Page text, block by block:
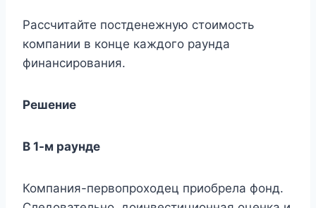
Рассчитайте постденежную стоимость
компании в конце каждого раунда
финансирования.
Решение
В 1-м раунде
Компания-первопроходец приобрела фонд.